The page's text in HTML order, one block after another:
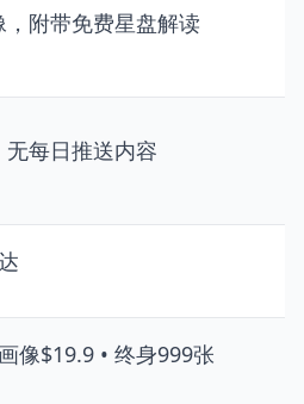
附带免费星盘解读
每日推送内容
像$19.9 • 终身999张